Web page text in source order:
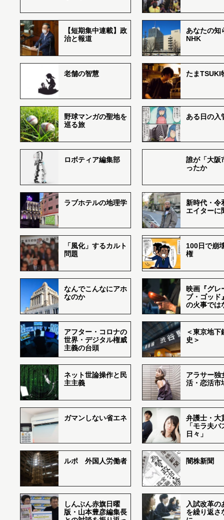
【短期集中連載】政
治と報道
あなたの知
NHK
老舗の智慧 たまTSUKI
野球マンガの聖地を
巡る旅
ある日の入
ロボティア編集部
誰が「大阪
ったか
ラブホテルの地理学
新時代・令
エイターに
「風化」するカルト
問題
100日で崩
権
なんでこんなにアホ
なのか
映画『グレ
ブ・ゴッド
の火事では
アフター・コロナの
世界・デジタル権威
主義の台頭
＜東京地下
史＞
ネット世論操作と民
主主義
アラサー独
活・恋活市
ガマンしない省エネ
弁護士・大
「モラ夫
日々」
ルポ 外国人労働者 闇株新聞
しんぶん赤旗日曜
版・山本豊彦編集長
入試改革の
を繰り返さ